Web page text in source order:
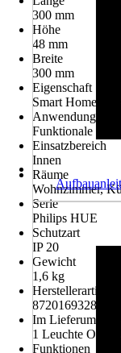
300 mm
Höhe
48 mm
Breite
300 mm
Eigenschaft
Smart Home-
Anwendung
Funktionale
Einsatzbereich
Innen
Räume
Wohnzimmer,
Serie
Philips HUE
Schutzart
IP 20
Gewicht
1,6 kg
8720169328976
Im Lieferumfang
1 Leuchte
Funktionen